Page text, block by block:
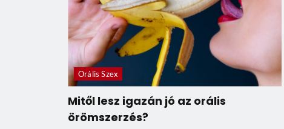
Orális Szex
Mitől lesz igazán jó az orális
örömszerzés?